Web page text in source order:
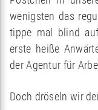
wenigsten das
tippe mal blind
erste heiße
der Agentur für
Doch dröseln wir